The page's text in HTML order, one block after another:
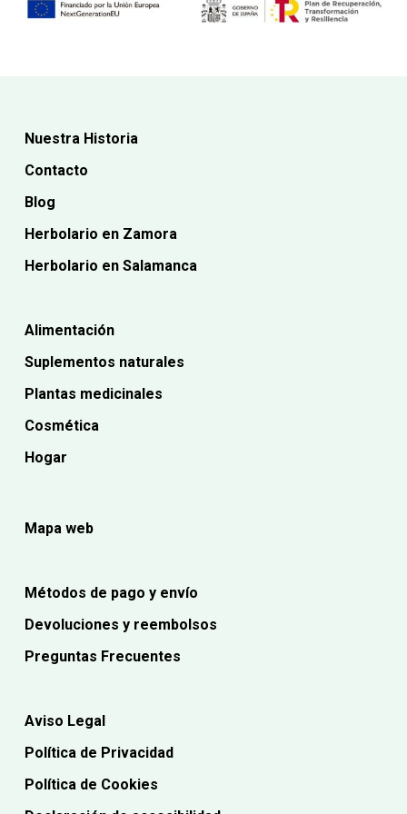
Nuestra Historia
Contacto
Blog
Herbolario en Zamora
Herbolario en Salamanca
Alimentación
Suplementos naturales
Plantas medicinales
Cosmética
Hogar
Mapa web
Métodos de pago y envío
Devoluciones y reembolsos
Preguntas Frecuentes
Aviso Legal
Política de Privacidad
Política de Cookies